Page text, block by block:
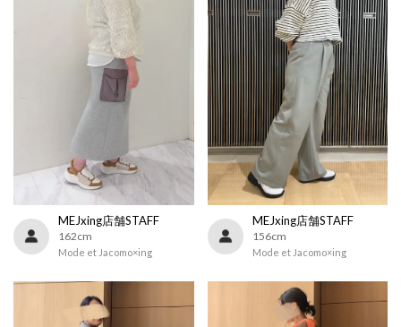
MEJxing店舗STAFF
162cm
Mode et Jacomo×ing
MEJxing店舗STAFF
156cm
Mode et Jacomo×ing